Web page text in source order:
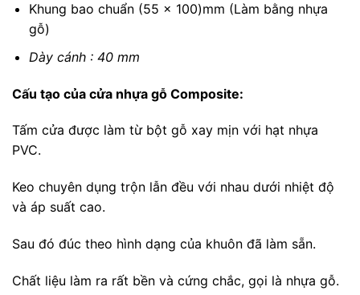
Khung bao chuẩn (55 x 100)mm (Làm bằng nhựa
gỗ)
Dày cánh : 40 mm
Cấu tạo của cửa nhựa gỗ Composite:
Tấm cửa được làm từ bột gỗ xay mịn với hạt nhựa
PVC.
Keo chuyên dụng trộn lẫn đều với nhau dưới nhiệt độ
và áp suất cao.
Sau đó đúc theo hình dạng của khuôn đã làm sẵn.
Chất liệu làm ra rất bền và cứng chắc, gọi là nhựa gỗ.